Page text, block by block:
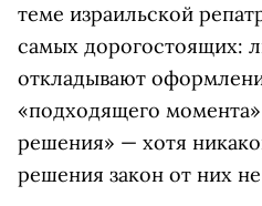
теме израильской
самых дорогостоящих:
откладывают
«подходящего
решения» — хотя
решения закон от них